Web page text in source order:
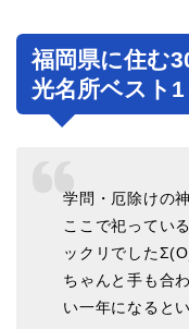
福岡県に住む
光名所ベスト1
学問・厄除けの
ここで祀ってい
ックリでした
ちゃんと手も合
い一年になると